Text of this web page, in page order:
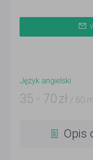
Język angielski
35 - 70 zł / 60
Opis